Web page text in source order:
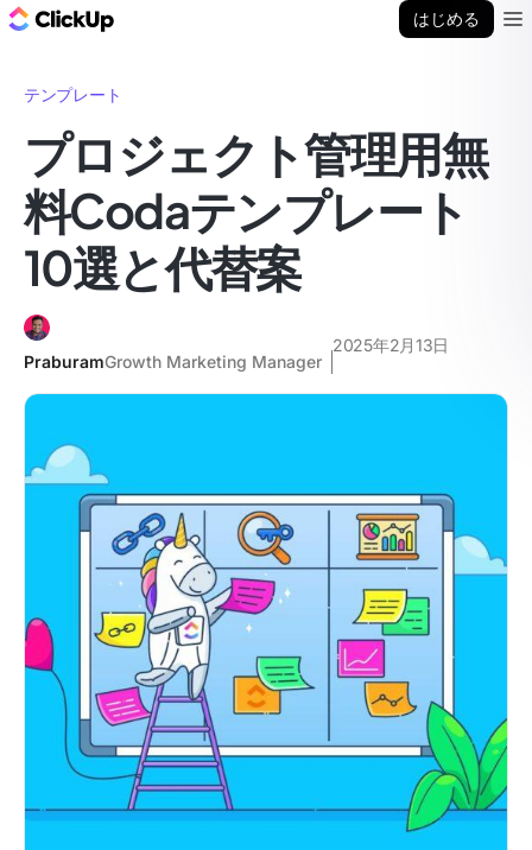
はじめる
テンプレート
プロジェクト管理用無
料Codaテンプレート
10選と代替案
PraburamGrowth Marketing Manager
2025年2月13日